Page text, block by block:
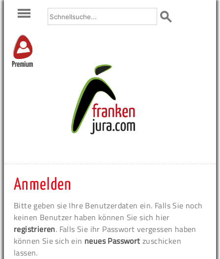
Premium
Anmelden
Bitte geben sie Ihre Benutzerdaten ein. Falls Sie noch
keinen Benutzer haben können Sie sich hier
registrieren. Falls Sie ihr Passwort vergessen haben
können Sie sich ein neues Passwort zuschicken
lassen.